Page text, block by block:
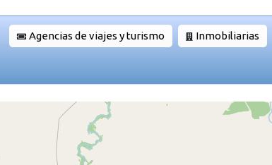
Agencias de viajes y turismo Inmobiliarias